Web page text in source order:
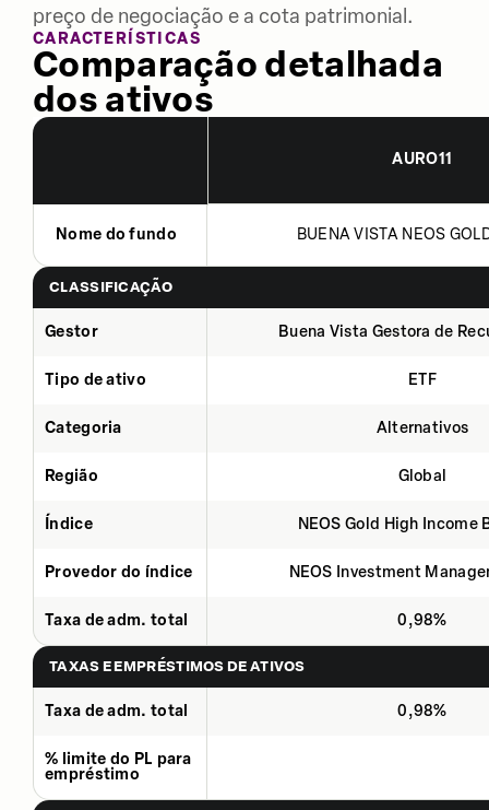
preço de negociação e a cota patrimonial.
CARACTERÍSTICAS
Comparação detalhada
dos ativos
AURO11
Nome do fundo BUENA VISTA NEOS
CLASSIFICAÇÃO
Gestor Buena Vista Gestora de
Tipo de ativo ETF
Categoria Alternativos
Região Global
Índice NEOS Gold High Income
Provedor do índice NEOS Investment
Taxa de adm. total 0,98%
TAXAS E EMPRÉSTIMOS DE ATIVOS
Taxa de adm. total 0,98%
% limite do PL para
empréstimo